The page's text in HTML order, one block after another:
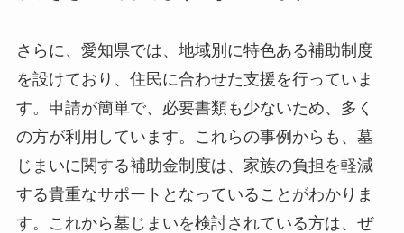
さらに、愛知県では、地域別に特色ある補助制度
を設けており、住民に合わせた支援を行っていま
す。申請が簡単で、必要書類も少ないため、多く
の方が利用しています。これらの事例からも、墓
じまいに関する補助金制度は、家族の負担を軽減
する貴重なサポートとなっていることがわかりま
す。これから墓じまいを検討されている方は、ぜ